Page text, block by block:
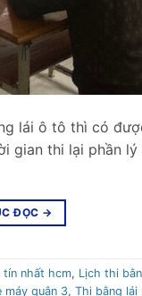
lái ô tô thì có
gian thi lại phần
ĐỌC →
tín nhất hcm, Lịch thi
máy quận 3, Thi bằng lái